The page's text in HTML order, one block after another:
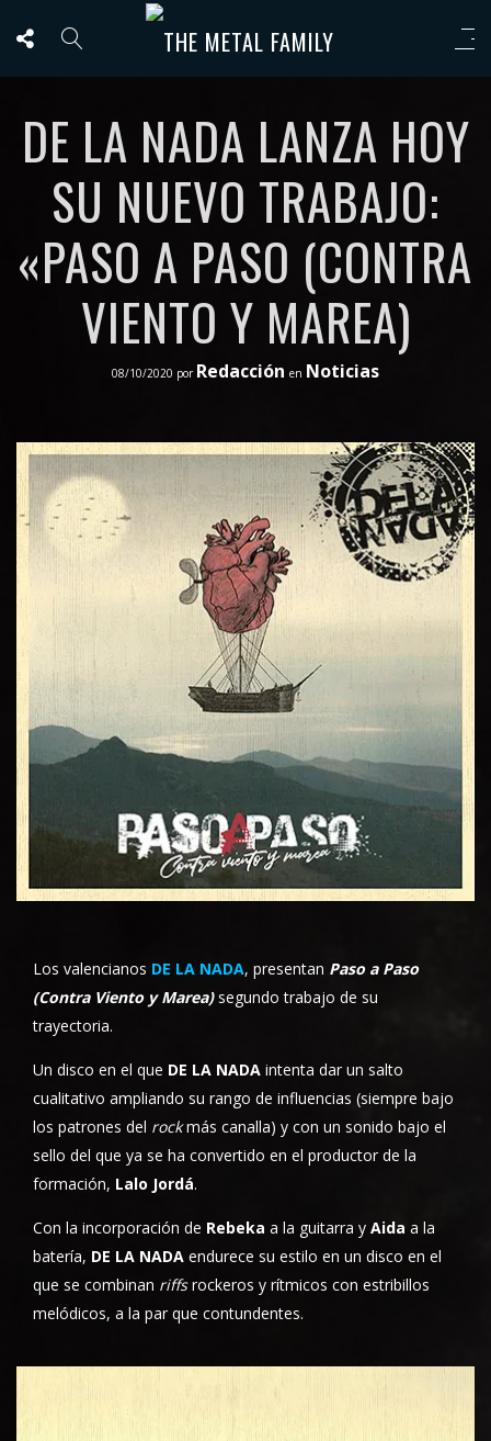
DE LA NADA LANZA HOY
SU NUEVO TRABAJO:
«PASO A PASO (CONTRA
VIENTO Y MAREA)
08/10/2020 por Redacción en Noticias
Los valencianos DE LA NADA, presentan Paso a Paso
(Contra Viento y Marea)segundo trabajo de su
trayectoria.
Un disco en el que DE LA NADA intenta dar un salto
cualitativo ampliando su rango de influencias (siempre bajo
los patrones del rockmás canalla) y con un sonido bajo el
sello del que ya se ha convertido en el productor de la
formación, Lalo Jordá.
Con la incorporación de Rebeka a la guitarra y Aida a la
batería, DE LA NADA endurece su estilo en un disco en el
que se combinan riffsrockeros y rítmicos con estribillos
melódicos, a la par que contundentes.